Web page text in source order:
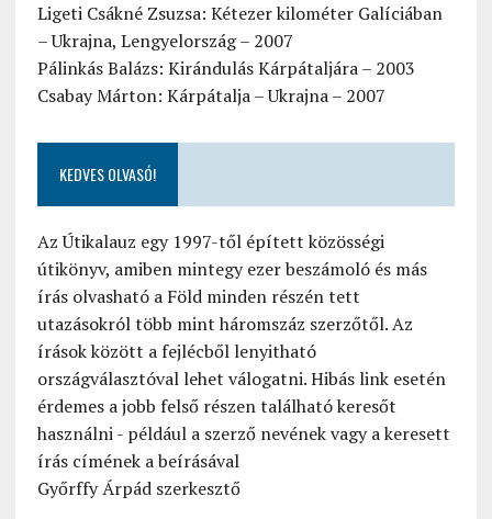
Ligeti Csákné Zsuzsa: Kétezer kilométer Galíciában
– Ukrajna, Lengyelország – 2007
Pálinkás Balázs: Kirándulás Kárpátaljára – 2003
Csabay Márton: Kárpátalja – Ukrajna – 2007
KEDVES OLVASÓ!
Az Útikalauz egy 1997-től épített közösségi
útikönyv, amiben mintegy ezer beszámoló és más
írás olvasható a Föld minden részén tett
utazásokról több mint háromszáz szerzőtől. Az
írások között a fejlécből lenyitható
országválasztóval lehet válogatni. Hibás link esetén
érdemes a jobb felső részen található keresőt
használni - például a szerző nevének vagy a keresett
írás címének a beírásával
Győrffy Árpád szerkesztő